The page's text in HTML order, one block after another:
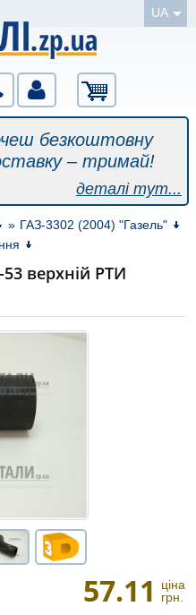
UA
безкоштовну
– тримай!
деталі тут...
» ГАЗ-3302 (2004) "Газель"
верхній РТИ
57.11
ціна
грн.